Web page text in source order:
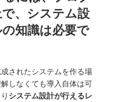
、システム設
知識は必要で
されたシステムを作る場
しなくても導入自体は可
システム設計が行えるレ